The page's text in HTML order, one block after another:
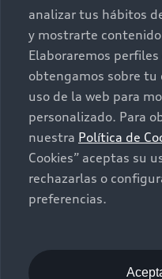
analizar tus hábitos
y mostrarte
Elaboraremos
obtengamos sobre
uso de la web para
personalizado. Para
nuestra Política de
Cookies” aceptas su
rechazarlas o
preferencias.
Audi Aftersales
Quiero un Audi nuevo
Seminuevos
Audi certified:Plus
Contacto
Contáctanos
Citas de servicio
Información de vehículo
Utilizamos cookies para